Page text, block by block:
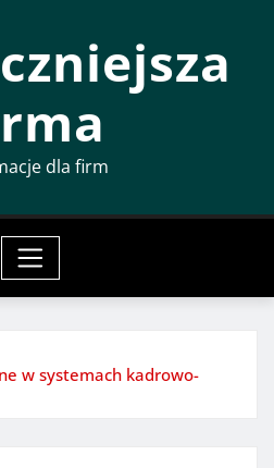
dla firm
w systemach kadrowo-